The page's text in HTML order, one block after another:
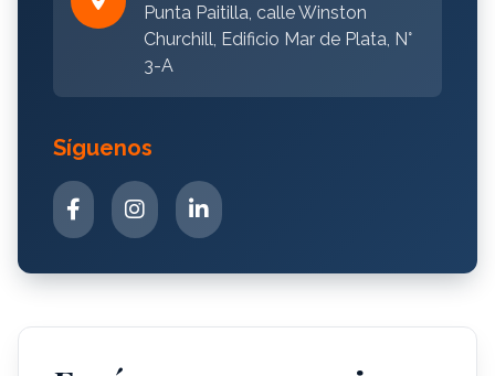
Punta Paitilla, calle Winston
Churchill, Edificio Mar de Plata, N°
3-A
Síguenos